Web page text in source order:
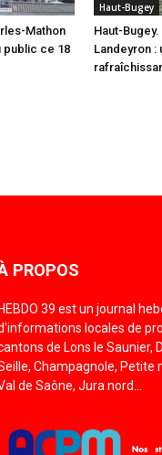
Mathon
public ce 18
Haut-Bugey
Haut-
Landeyron :